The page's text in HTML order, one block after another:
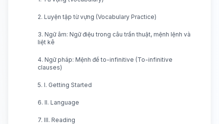
2. Luyện tập từ vựng (Vocabulary Practice)
3. Ngữ âm: Ngữ điệu trong câu trần thuật, mệnh lệnh và
liệt kê
4. Ngữ pháp: Mệnh đề to-infinitive (To-infinitive
clauses)
5. I. Getting Started
6. II. Language
7. III. Reading